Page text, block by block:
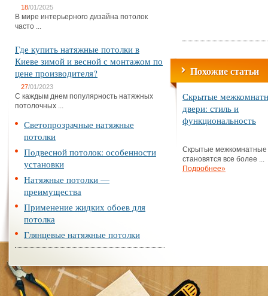
18/01/2025
В мире интерьерного дизайна потолок
часто ...
Где купить натяжные потолки в
Киеве зимой и весной с монтажом по
цене производителя?
27/01/2023
С каждым днем популярность натяжных
потолочных ...
Светопрозрачные натяжные
потолки
Подвесной потолок: особенности
установки
Натяжные потолки —
преимущества
Применение жидких обоев для
потолка
Глянцевые натяжные потолки
Похожие статьи
Скрытые
двери: стиль и
функциональность
Скрытые межкомнатные
становятся все более ...
Подробнее»